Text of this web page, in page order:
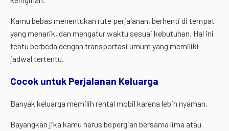
Kamu bebas menentukan rute perjalanan, berhenti di tempat
yang menarik, dan mengatur waktu sesuai kebutuhan. Hal ini
tentu berbeda dengan transportasi umum yang memiliki
jadwal tertentu.
Cocok untuk Perjalanan Keluarga
Banyak keluarga memilih rental mobil karena lebih nyaman.
Bayangkan jika kamu harus bepergian bersama lima atau